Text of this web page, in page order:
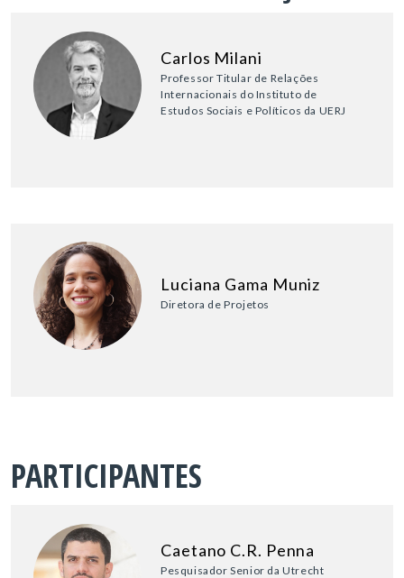
Carlos Milani
Professor Titular de Relações
Internacionais do Instituto de
Estudos Sociais e Políticos da UERJ
Luciana Gama Muniz
Diretora de Projetos
PARTICIPANTES
Caetano C.R. Penna
Pesquisador Senior da Utrecht